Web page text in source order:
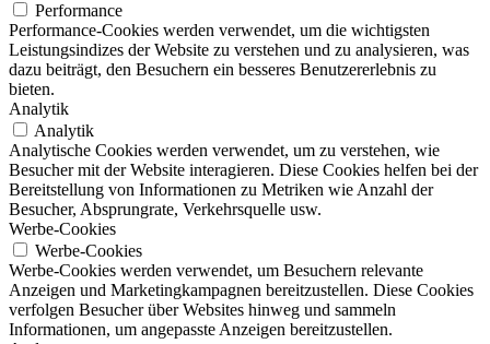
Performance
Performance-Cookies werden verwendet, um die wichtigsten
Leistungsindizes der Website zu verstehen und zu analysieren, was
dazu beiträgt, den Besuchern ein besseres Benutzererlebnis zu
bieten.
Analytik
Analytik
Analytische Cookies werden verwendet, um zu verstehen, wie
Besucher mit der Website interagieren. Diese Cookies helfen bei der
Bereitstellung von Informationen zu Metriken wie Anzahl der
Besucher, Absprungrate, Verkehrsquelle usw.
Werbe-Cookies
Werbe-Cookies
Werbe-Cookies werden verwendet, um Besuchern relevante
Anzeigen und Marketingkampagnen bereitzustellen. Diese Cookies
verfolgen Besucher über Websites hinweg und sammeln
Informationen, um angepasste Anzeigen bereitzustellen.